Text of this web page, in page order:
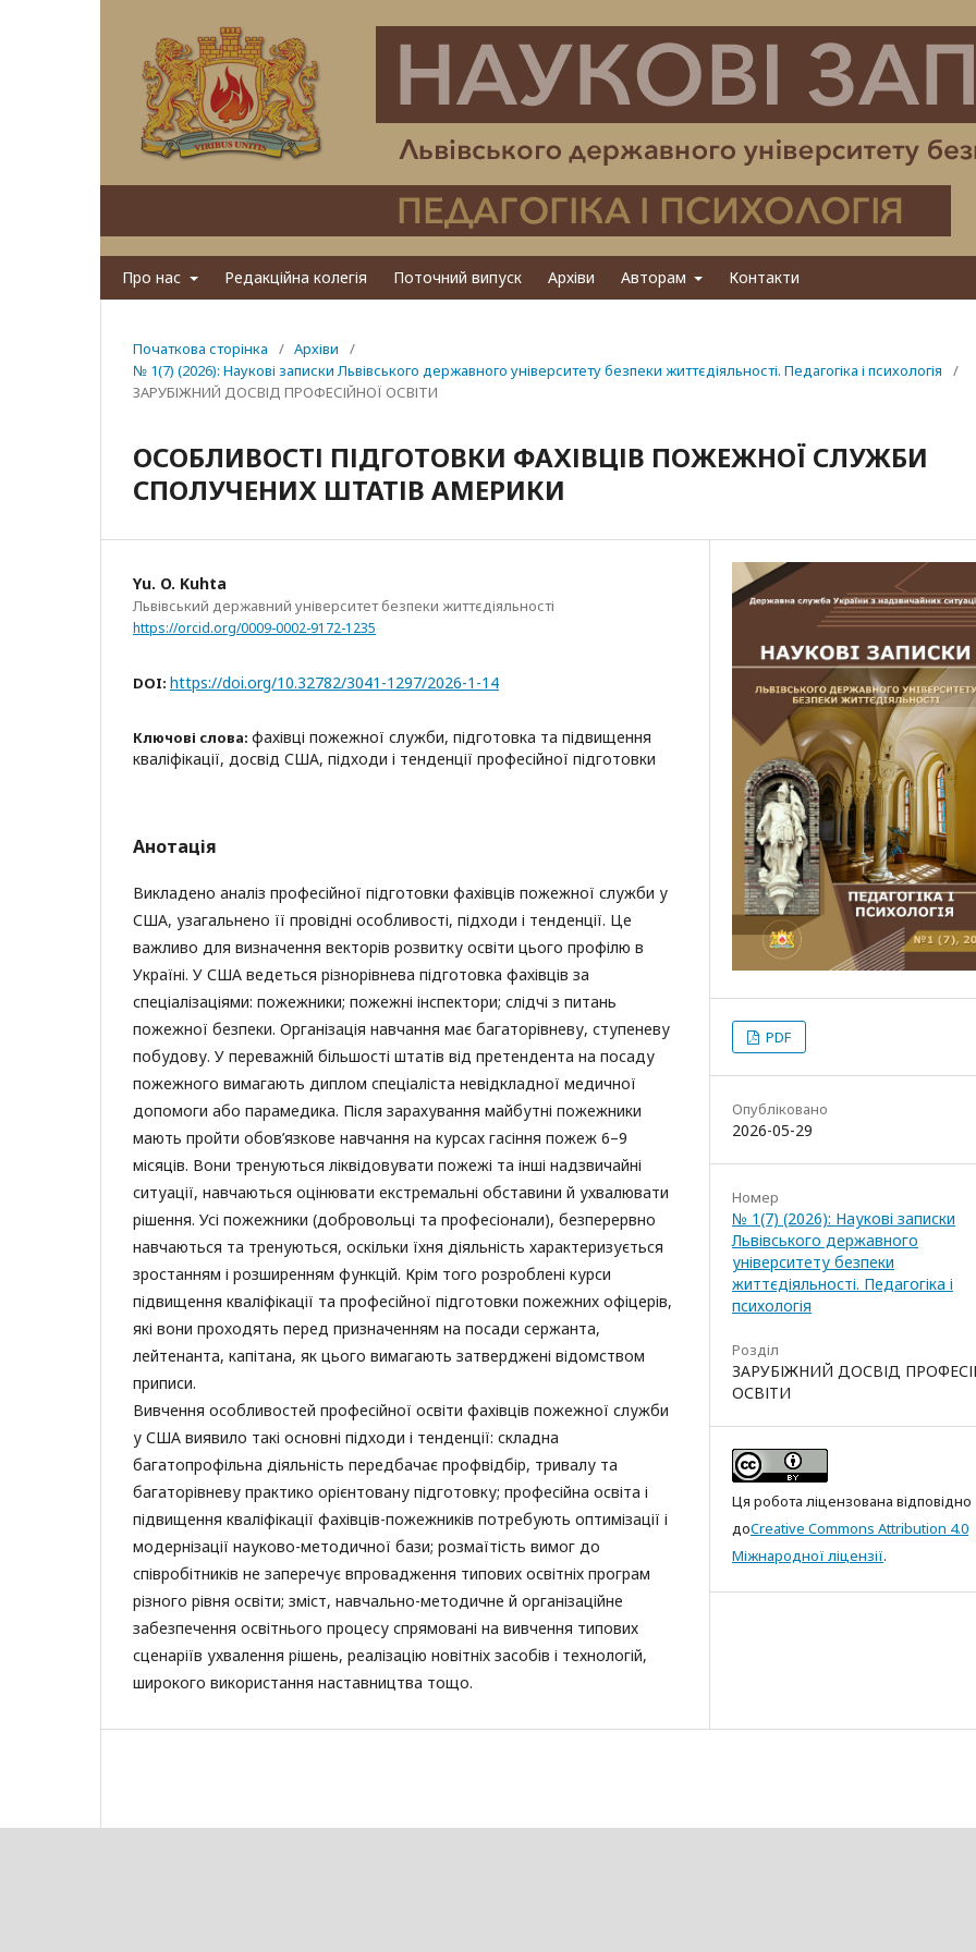
Про нас Редакційна колегія Поточний випуск Архіви Авторам Контакти
Початкова сторінка / Архіви
/
№ 1(7) (2026): Наукові записки Львівського державного університету безпеки життєдіяльності. Педагогіка і психологія
/
ЗАРУБІЖНИЙ ДОСВІД ПРОФЕСІЙНОЇ ОСВІТИ
ОСОБЛИВОСТІ ПІДГОТОВКИ ФАХІВЦІВ ПОЖЕЖНОЇ СЛУЖБИ
СПОЛУЧЕНИХ ШТАТІВ АМЕРИКИ
Yu. O. Kuhta
Львівський державний університет безпеки життєдіяльності
https://orcid.org/0009-0002-9172-1235
DOI: https://doi.org/10.32782/3041-1297/2026-1-14
Ключові слова: фахівці пожежної служби, підготовка та підвищення
кваліфікації, досвід США, підходи і тенденції професійної підготовки
Анотація
Викладено аналіз професійної підготовки фахівців пожежної служби у
США, узагальнено її провідні особливості, підходи і тенденції. Це
важливо для визначення векторів розвитку освіти цього профілю в
Україні. У США ведеться різнорівнева підготовка фахівців за
спеціалізаціями: пожежники; пожежні інспектори; слідчі з питань
пожежної безпеки. Організація навчання має багаторівневу, ступеневу
побудову. У переважній більшості штатів від претендента на посаду
пожежного вимагають диплом спеціаліста невідкладної медичної
допомоги або парамедика. Після зарахування майбутні пожежники
мають пройти обов’язкове навчання на курсах гасіння пожеж 6–9
місяців. Вони тренуються ліквідовувати пожежі та інші надзвичайні
ситуації, навчаються оцінювати екстремальні обставини й ухвалювати
рішення. Усі пожежники (добровольці та професіонали), безперервно
навчаються та тренуються, оскільки їхня діяльність характеризується
зростанням і розширенням функцій. Крім того розроблені курси
підвищення кваліфікації та професійної підготовки пожежних офіцерів,
які вони проходять перед призначенням на посади сержанта,
лейтенанта, капітана, як цього вимагають затверджені відомством
приписи.
Вивчення особливостей професійної освіти фахівців пожежної служби
у США виявило такі основні підходи і тенденції: складна
багатопрофільна діяльність передбачає профвідбір, тривалу та
багаторівневу практико орієнтовану підготовку; професійна освіта і
підвищення кваліфікації фахівців-пожежників потребують оптимізації і
модернізації науково-методичної бази; розмаїтість вимог до
співробітників не заперечує впровадження типових освітніх програм
різного рівня освіти; зміст, навчально-методичне й організаційне
забезпечення освітнього процесу спрямовані на вивчення типових
сценаріїв ухвалення рішень, реалізацію новітніх засобів і технологій,
широкого використання наставництва тощо.
PDF
Опубліковано
2026-05-29
Номер
№ 1(7) (2026): Наукові записки
Львівського державного
університету безпеки
життєдіяльності. Педагогіка і
психологія
Розділ
ЗАРУБІЖНИЙ ДОСВІД
ОСВІТИ
Ця робота ліцензована відповідно
доCreative Commons Attribution 4.0
Міжнародної ліцензії.